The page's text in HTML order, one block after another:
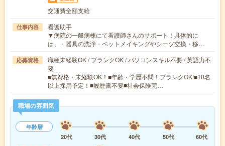
交通費全額支給
仕事内容
看護助手
▼病院の一般病棟にて看護師さんのサポート！具体的に
は、・器具の洗浄・ベットメイキングやシーツ交換・移…
応募資格
職種未経験OK / ブランクOK / パソコンスキル不要 / 英語力不
要
■無資格・未経験OK！■年齢・学歴不問！ブランクOK!■10名
以上採用予定！■履歴書不要■社会保険完…
職場の雰囲気
年齢層
20代
30代 40代 50代
60代